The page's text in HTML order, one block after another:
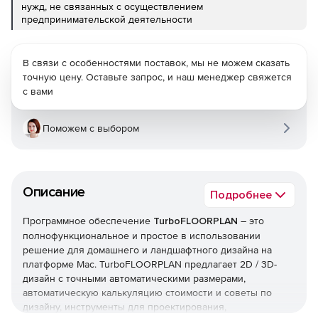
нужд, не связанных с осуществлением
предпринимательской деятельности
Описание Подробнее
Программное обеспечение TurboFLOORPLAN – это
полнофункциональное и простое в использовании
решение для домашнего и ландшафтного дизайна на
платформе Mac. TurboFLOORPLAN предлагает 2D / 3D-
дизайн с точными автоматическими размерами,
автоматическую калькуляцию стоимости и советы по
дизайну, инструменты для проектирования,
В связи с особенностями поставок, мы не можем сказать
точную цену. Оставьте запрос, и наш менеджер свяжется
с вами
Поможем с выбором